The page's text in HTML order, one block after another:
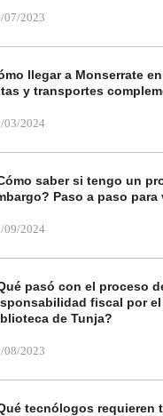
07/2023
llegar a Monserrate
y transportes
03/2024
saber si tengo un
Paso a paso para
09/2024
pasó con el proceso
fiscal por
de Tunja?
08/2023
tecnólogos requieren